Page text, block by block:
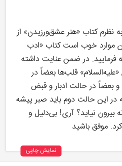
تعالی: سلام علیکم: ۱. به نظرم کتاب «هنر عشق‌ورزیدن» از
باشد. ۲. در این موارد خوب است کتاب «ادب
فرمایید. در ضمن عنایت داشته
قلب‌ها بعضاً در
بعضاً در حالت ادبار و قبض
این حالت دوم باید صبر پیشه
خانه بیرون نیاید؟ آری! بی‌دلیل و
موفق باشید
نمایش چاپی